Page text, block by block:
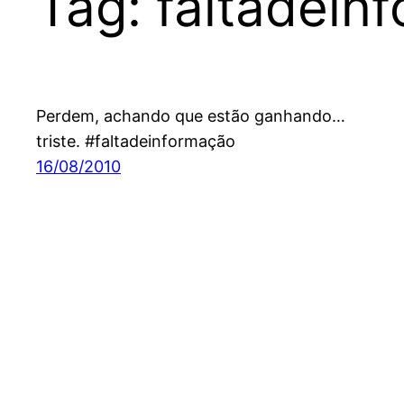
Perdem, achando que estão ganhando…
triste. #faltadeinformação
16/08/2010